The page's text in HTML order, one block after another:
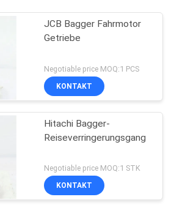
JCB Bagger Fahrmotor
Getriebe
Negotiable price MOQ:1 PCS
KONTAKT
Hitachi Bagger-
Reiseverringerungsgang
Negotiable price MOQ:1 STK
KONTAKT